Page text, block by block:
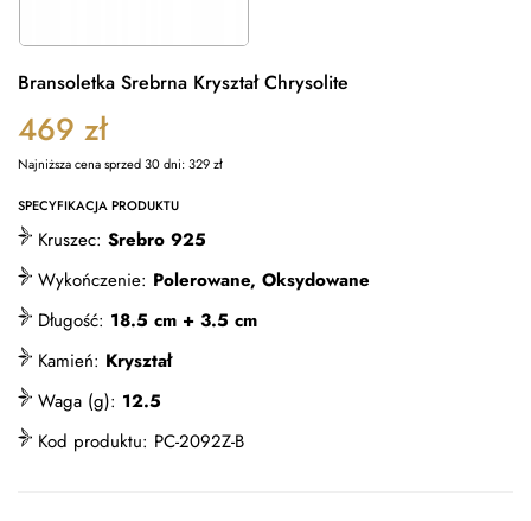
Bransoletka Srebrna Kryształ Chrysolite
469 zł
Najniższa cena sprzed 30 dni:329zł
SPECYFIKACJA PRODUKTU
Kruszec: Srebro 925
Wykończenie: Polerowane, Oksydowane
Długość: 18.5 cm + 3.5 cm
Kamień: Kryształ
Waga (g): 12.5
Kod produktu: PC-2092Z-B